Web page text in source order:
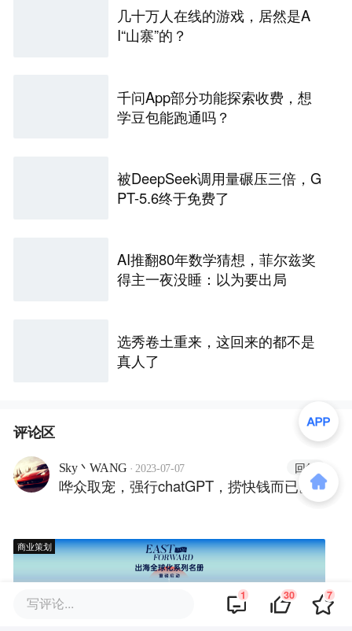
几十万人在线的游戏，居然是A
I“山寨”的？
千问App部分功能探索收费，想
学豆包能跑通吗？
被DeepSeek调用量碾压三倍，G
PT-5.6终于免费了
AI推翻80年数学猜想，菲尔兹奖
得主一夜没睡：以为要出局
选秀卷土重来，这回来的都不是
真人了
评论区
Sky丶WANG · 2023-07-07 回复
哗众取宠，强行chatGPT，捞快钱而已。
商业策划
写评论... 1 30 7